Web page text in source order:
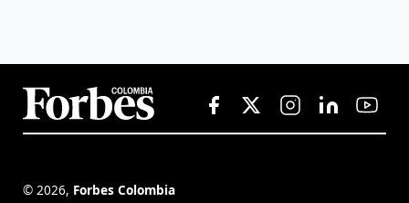
© 2026, Forbes Colombia